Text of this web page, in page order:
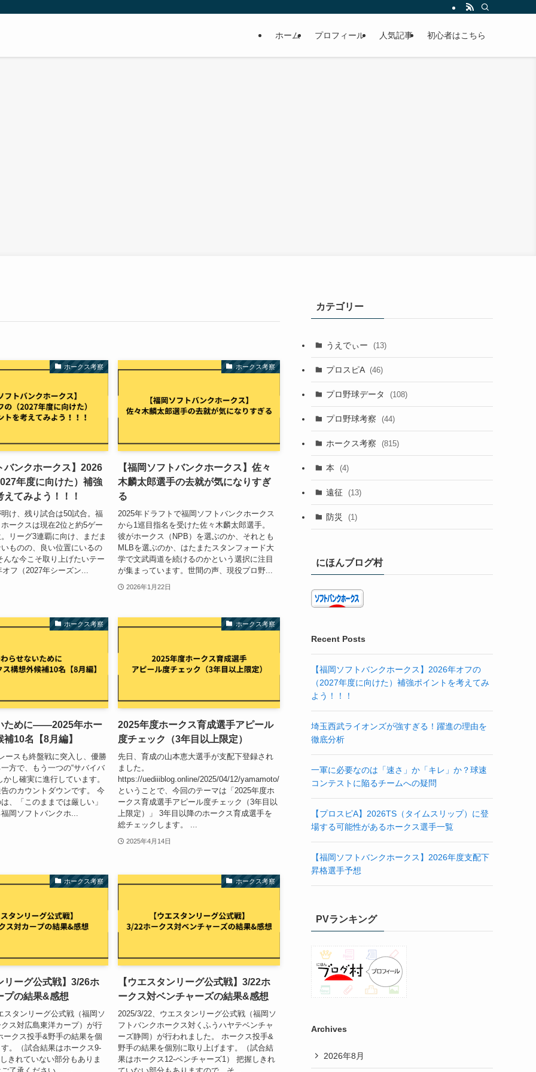
ホーム プロフィール 人気記事 初心者はこちら
ホークス考察
バンクホークス】2026
年度に向けた）補強
てみよう！！！
け、残り試合は50試合。福
ークスは現在2位と約5ゲー
リーグ3連覇に向け、まだま
ものの、良い位置にいるの
んな今こそ取り上げたいテー
フ（2027年シーズン...
ホークス考察
【福岡ソフトバンクホークス】佐々
木麟太郎選手の去就が気になりすぎ
る
2025年ドラフトで福岡ソフトバンクホークス
から1巡目指名を受けた佐々木麟太郎選手。
彼がホークス（NPB）を選ぶのか、それとも
MLBを選ぶのか、はたまたスタンフォード大
学で文武両道を続けるのかという選択に注目
が集まっています。世間の声、現役プロ野...
2026年1月22日
ホークス考察
ために——2025年ホー
10名【8月編】
ースも終盤戦に突入し、優勝
方で、もう一つの“サバイバ
かし確実に進行しています。
のカウントダウンです。 今
、「このままでは厳しい」
岡ソフトバンクホ...
ホークス考察
2025年度ホークス育成選手アピール
度チェック（3年目以上限定）
先日、育成の山本恵大選手が支配下登録され
ました。
https://uediiiblog.online/2025/04/12/yamamoto/
ということで、今回のテーマは「2025年度ホ
ークス育成選手アピール度チェック（3年目以
上限定）」 3年目以降のホークス育成選手を
総チェックします。 ...
2025年4月14日
ホークス考察
リーグ公式戦】3/26ホ
プの結果&感想
スタンリーグ公式戦（福岡ソ
ス対広島東洋カープ）が行
ークス投手&野手の結果を個
。（試合結果はホークス9-
きれていない部分もありま
ホークス考察
【ウエスタンリーグ公式戦】3/22ホ
ークス対ベンチャーズの結果&感想
2025/3/22、ウエスタンリーグ公式戦（福岡ソ
フトバンクホークス対くふうハヤテベンチャ
ーズ静岡）が行われました。 ホークス投手&
野手の結果を個別に取り上げます。（試合結
果はホークス12-ベンチャーズ1） 把握しきれ
カテゴリー
うえでぃー (13)
プロスピA (46)
プロ野球データ (108)
プロ野球考察 (44)
ホークス考察 (815)
本 (4)
遠征 (13)
防災 (1)
にほんブログ村
Recent Posts
【福岡ソフトバンクホークス】2026年オフの
（2027年度に向けた）補強ポイントを考えてみ
よう！！！
埼玉西武ライオンズが強すぎる！躍進の理由を
徹底分析
一軍に必要なのは「速さ」か「キレ」か？球速
コンテストに陥るチームへの疑問
【プロスピA】2026TS（タイムスリップ）に登
場する可能性があるホークス選手一覧
【福岡ソフトバンクホークス】2026年度支配下
昇格選手予想
PVランキング
Archives
2026年8月